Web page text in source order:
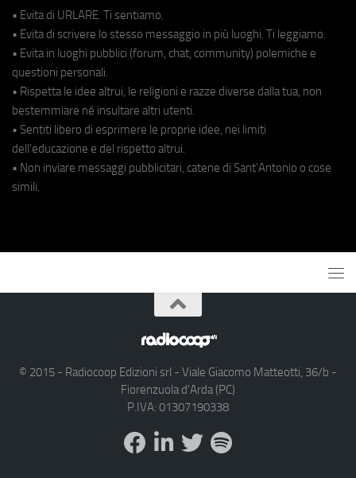
• Evita di URLARE. Ti sentiamo.
• Evita di scrivere lo stesso messaggio in più luoghi. Ti leggiamo.
• Evita in luoghi pubblici (forum, chat, community) polemiche e
questioni personali.
• Rispetta le idee altrui, le religioni e razze diverse dalla tua, non
bestemmiare né insultare altri utenti.
• Sentiti libero di esprimere le proprie idee, nei limiti
dell'educazione e del rispetto altrui.
• Non inviare messaggi pubblicitari, catene di Sant'Antonio o cose
simili.
© 2015 - Radiocoop Edizioni srl - Viale Giacomo Matteotti, 36/b -
Fiorenzuola d'Arda (PC)
P.IVA: 01307190338